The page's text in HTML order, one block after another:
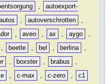
,
autoexport-
, autoverschrotten
,
, aveo , ax , aygo
,
, beetle , bel , berlina
,
, boxster , brabus
,
, c-max , c-zero ,
c1